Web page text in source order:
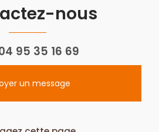
nous
95 35 16 69
un message